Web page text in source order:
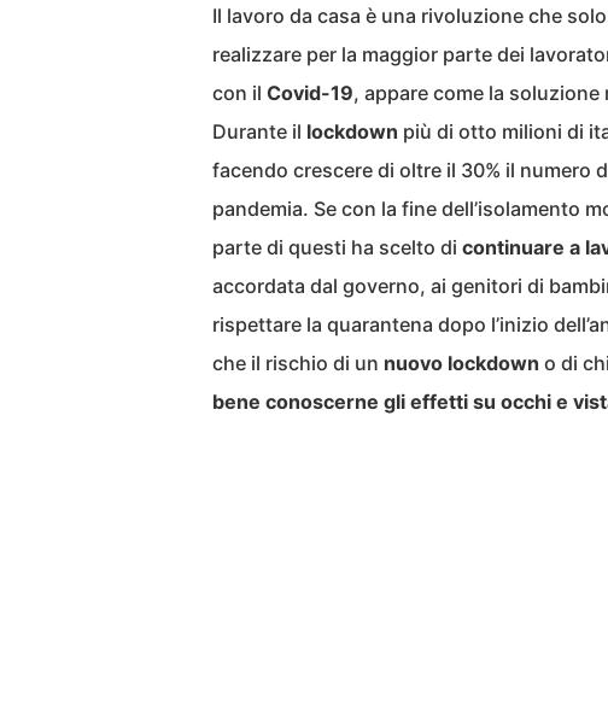
Il lavoro da casa è una rivoluzione che
realizzare per la maggior parte dei
con il Covid-19, appare come la
Durante il lockdown più di otto milioni di
facendo crescere di oltre il 30% il numero
pandemia. Se con la fine dell’isolamento
parte di questi ha scelto di continuare a
accordata dal governo, ai genitori di
rispettare la quarantena dopo l’inizio
che il rischio di un nuovo lockdown o di
bene conoscerne gli effetti su occhi e